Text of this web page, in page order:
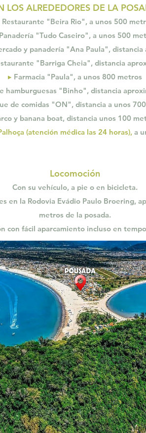
LOS ALREDEDORES DE LA
Restaurante "Beira Rio", a unos 500
Panadería "Tudo Caseiro", a unos 500
y panadería "Ana Paula", distancia
"Barriga Cheia", distancia
▸ Farmacia "Paula", a unos 800 metros
hamburguesas "Binho", distancia
de comidas "ON", distancia a unos
y banana boat, distancia unos 100
(atención médica las 24 horas), a
Locomoción
Con su vehículo, a pie o en bicicleta.
en la Rodovia Evádio Paulo Broering,
metros de la posada.
con fácil aparcamiento incluso en